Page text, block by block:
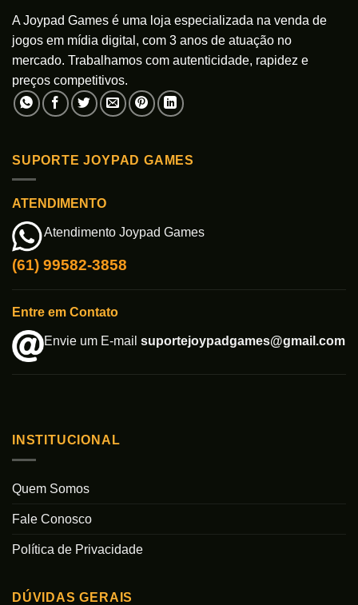
A Joypad Games é uma loja especializada na venda de
jogos em mídia digital, com 3 anos de atuação no
mercado. Trabalhamos com autenticidade, rapidez e
preços competitivos.
SUPORTE JOYPAD GAMES
ATENDIMENTO
Atendimento Joypad Games
(61) 99582-3858
Entre em Contato
Envie um E-mail suportejoypadgames@gmail.com
INSTITUCIONAL
Quem Somos
Fale Conosco
Política de Privacidade
DÚVIDAS GERAIS